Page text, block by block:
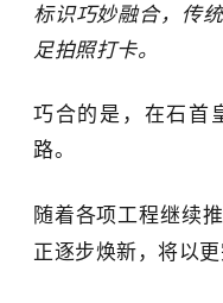
标识巧妙融合，传
足拍照打卡。
巧合的是，在石首
路。
随着各项工程继续
正逐步焕新，将以